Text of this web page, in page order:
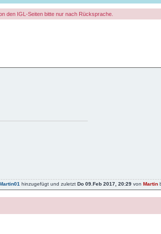
den IGL-Seiten bitte nur nach Rücksprache.
hinzugefügt und zuletzt Do 09.Feb 2017, 20:29 von Martin